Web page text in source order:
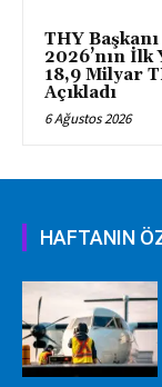
THY
2026’nın İlk
18,9 Milyar
Açıkladı
6 Ağustos 2026
HAFTANIN